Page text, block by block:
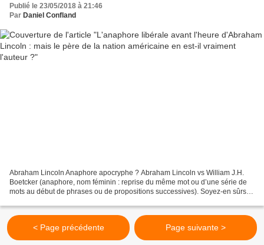
Publié le 23/05/2018 à 21:46
Par Daniel Confland
Abraham Lincoln Anaphore apocryphe ? Abraham Lincoln vs William J.H.
Boetcker (anaphore, nom féminin : reprise du même mot ou d’une série de
mots au début de phrases ou de propositions successives). Soyez-en sûrs,
< Page précédente Page suivante >